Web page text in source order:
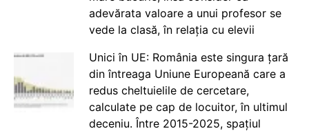
adevărata valoare a unui profesor se
vede la clasă, în relația cu elevii
Unici în UE: România este singura țară
din întreaga Uniune Europeană care a
redus cheltuielile de cercetare,
calculate pe cap de locuitor, în ultimul
deceniu. Între 2015-2025, spațiul